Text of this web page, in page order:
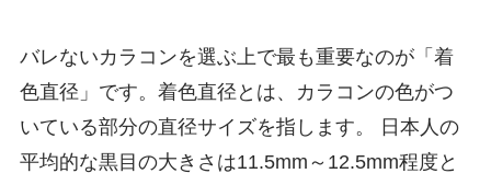
バレないカラコンを選ぶ上で最も重要なのが「着
色直径」です。着色直径とは、カラコンの色がつ
いている部分の直径サイズを指します。 日本人の
平均的な黒目の大きさは11.5mm～12.5mm程度と